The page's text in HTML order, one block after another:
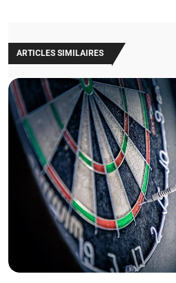
ARTICLES SIMILAIRES